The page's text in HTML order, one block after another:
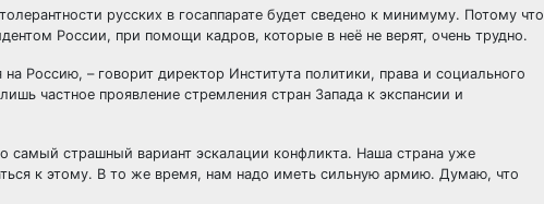
русских в госаппарате будет сведено к минимуму. Потому что
России, при помощи кадров, которые в неё не верят, очень трудно.
Россию, – говорит директор Института политики, права и социального
частное проявление стремления стран Запада к экспансии и
самый страшный вариант эскалации конфликта. Наша страна уже
к этому. В то же время, нам надо иметь сильную армию. Думаю, что